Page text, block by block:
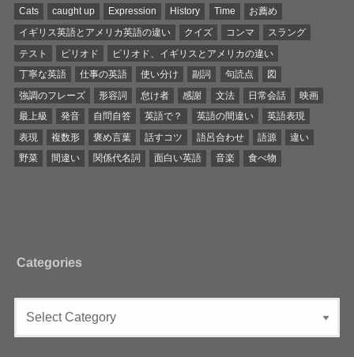
Cats caught up Expression History Time
お薦め
イギリス英語とアメリカ英語の違い
クイズ コンマ
スラング
テスト
ピリオド
ピリオド、イギリスとアメリカの違い
丁寧な英語
仕事の英語 使い分け 副詞 句読点
図
強調のフレーズ
形容詞 怠け者 感謝 文法 日常会話
映画
最上級
発音 自問自答 英語で？ 英語の間違い
英語表現
表現
複数形 褒め言葉 話すコツ 語呂合わせ 語源
違い
野菜
間違い 関係代名詞 面白い英語 音楽 食べ物
Categories